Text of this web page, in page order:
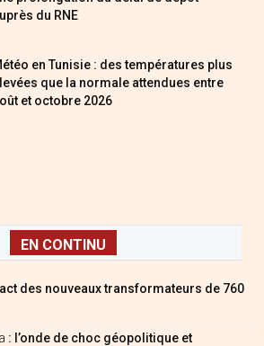
du RNE
en Tunisie : des températures plus
que la normale attendues entre
et octobre 2026
EN CONTINU
des nouveaux transformateurs de 760
: l’onde de choc géopolitique et